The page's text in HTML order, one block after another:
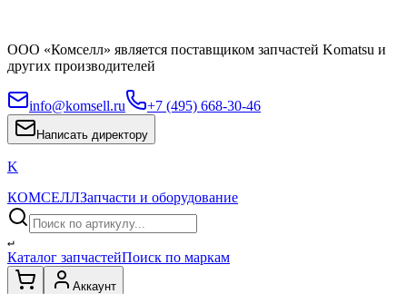
ООО «Комселл» является поставщиком запчастей Komatsu и
других производителей
info@komsell.ru +7 (495) 668-30-46
Написать директору
K
КОМСЕЛЛЗапчасти и оборудование
↵
Каталог запчастейПоиск по маркам
Аккаунт